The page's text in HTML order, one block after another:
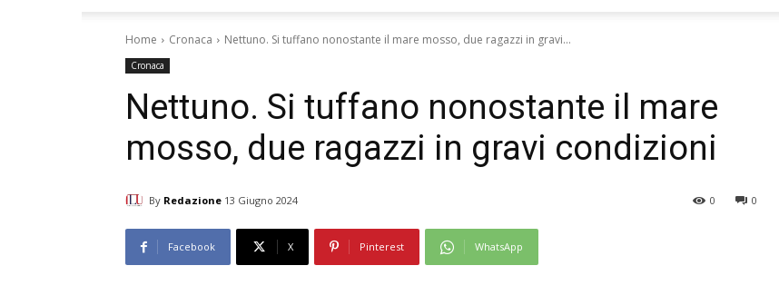
Home Cronaca Nettuno. Si tuffano nonostante il mare mosso, due ragazzi in gravi...
Cronaca
Nettuno. Si tuffano nonostante il mare
mosso, due ragazzi in gravi condizioni
By Redazione 13 Giugno 2024 0
0
Facebook X Pinterest WhatsApp